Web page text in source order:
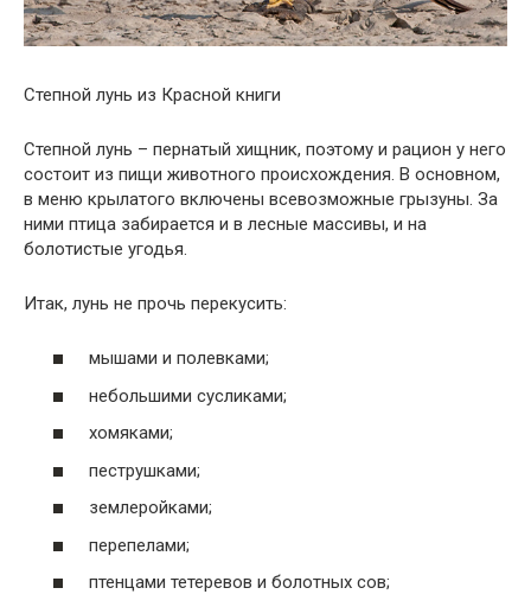
Степной лунь из Красной книги
Степной лунь – пернатый хищник, поэтому и рацион у него
состоит из пищи животного происхождения. В основном,
в меню крылатого включены всевозможные грызуны. За
ними птица забирается и в лесные массивы, и на
болотистые угодья.
Итак, лунь не прочь перекусить:
мышами и полевками;
небольшими сусликами;
хомяками;
пеструшками;
землеройками;
перепелами;
птенцами тетеревов и болотных сов;